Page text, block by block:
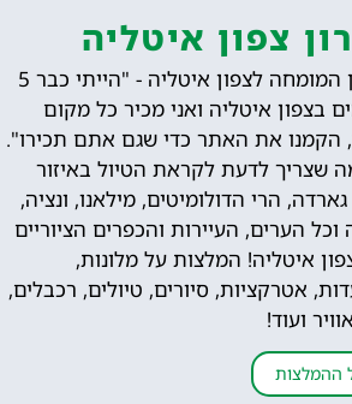
צפון איטליה
לירון המומחה לצפון איטליה - "הייתי כבר 5
בצפון איטליה ואני מכיר כל מקום
הקמנו את האתר כדי שגם אתם תכירו".
שצריך לדעת לקראת הטיול באיזור
הרי הדולומיטים, מילאנו, ונציה,
וכל הערים, העיירות והכפרים הציוריים
איטליה! המלצות על מלונות,
אטרקציות, סיורים, טיולים, רכבלים,
ועוד!
ההמלצות